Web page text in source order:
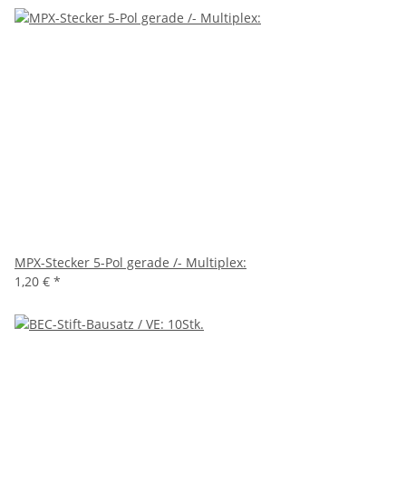
MPX-Stecker 5-Pol gerade /- Multiplex:
1,20 € *